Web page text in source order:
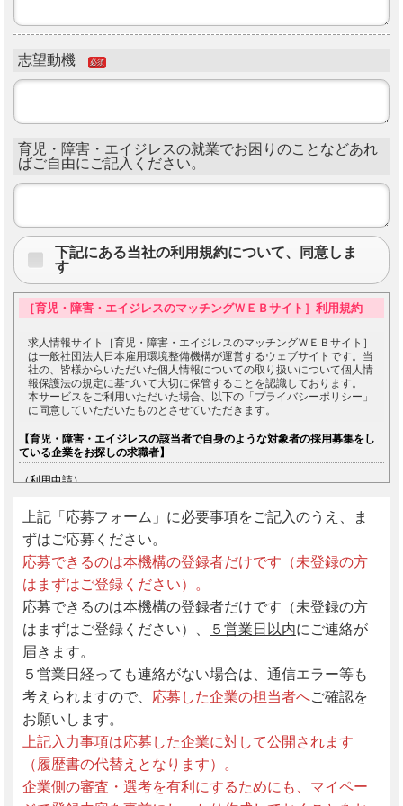
志望動機 必須
育児・障害・エイジレスの就業でお困りのことなどあれ
ばご自由にご記入ください。
下記にある当社の利用規約について、同意しま
す
［育児・障害・エイジレスのマッチングＷＥＢサイト］利用規約
求人情報サイト［育児・障害・エイジレスのマッチングＷＥＢサイト］
は一般社団法人日本雇用環境整備機構が運営するウェブサイトです。当
社の、皆様からいただいた個人情報についての取り扱いについて個人情
報保護法の規定に基づいて大切に保管することを認識しております。
本サービスをご利用いただいた場合、以下の「プライバシーポリシー」
に同意していただいたものとさせていただきます。
【育児・障害・エイジレスの該当者で自身のような対象者の採用募集をし
ている企業をお探しの求職者】
（利用申請）
な対象者の採用募集をしている企業等をお探しの求職者（以下、「求職
者」という）は、本システムを利用して求人情報の検索並びに応募の行為
をすることができる。但し、本システムの利用にあたり本制度要綱及び利
用規定の同意のうえ利用できるものとする。
（本機構への登録）
第２項 本サイトの利用を希望する者は、本機構へ登録をしなければなら
ない。登録は本サイトを通じてインターネット経由でのみ受け付ける。
（登録情報の公開及び管理）
第３項 本機構への登録事項は一部公開されるが、公開事項は登録者各自
で編集するものとし自己にて情報の管理を徹底するものとする。予め公開
事項となっている項目の記載により想定しない問題又は不具合が発生した
としても本機構は関与しない。
（求人募集の検索）
第４項 求職者は、インターネットを通じて本システムを利用することが
できる。本機構のホームページを経由して本システムで求人情報の検索・
閲覧が可能となる。
上記「応募フォーム」に必要事項をご記入のうえ、ま
ずはご応募ください。
応募できるのは本機構の登録者だけです（未登録の方
はまずはご登録ください）。
応募できるのは本機構の登録者だけです（未登録の方
はまずはご登録ください）、
５営業日以内にご連絡が
届きます。
５営業日経っても連絡がない場合は、通信エラー等も
考えられますので、 応募した企業の担当者へご確認を
お願いします。
上記入力事項は応募した企業に対して公開されます
（履歴書の代替えとなります）。
企業側の審査・選考を有利にするためにも、マイペー